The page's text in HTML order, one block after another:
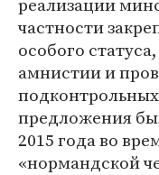
частности
особого
амнистии и
предложения
2015 года во
«нормандской